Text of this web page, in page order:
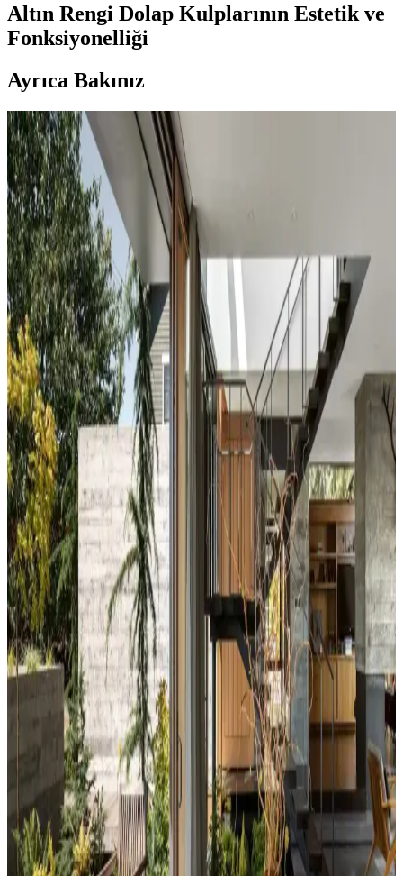
Altın Rengi Dolap Kulplarının Estetik ve
Fonksiyonelliği
Ayrıca Bakınız
Koltuk ve Aksesuar Sandalyelerde Renk Uyumu ve
Dekorasyonda Görsel Denge Sağlama Yöntemleri
Koltuk ve aksesuar sandalyelerde renk uyumsuzluğu görsel rekabete
yol açabilir. Halı, perde, yastık ve mobilya yerleşimi ile renkler
dengelenerek mekanın estetik bütünlüğü sağlanır.
Duvar Rengiyle Uyumlu Perde Seçimi: Yeşil,
Turuncu ve Kahverenginin Mekâna Etkisi
Duvar rengine uyumlu perde seçimi, mekânın atmosferini belirler.
Yeşil tonlar doğal sakinlik sunarken, turuncu ve kahverengi sıcaklık
katar. Kalın keten ve karartma perdeler ışık kontrolünde avantaj
sağlar.
Yatak Odası Duvar Rengi Seçiminde Işık ve
Tonların Önemi ve Etkileri
Yatak odası duvar renginin seçimi, ışık koşulları, zemin ve pencere
yerleşimi gibi faktörlerle uyumlu olmalıdır. Sıcak-soğuk kahverengi
ve yeşil tonları farklı atmosferler yaratır. Renk örnekleri farklı ışık
koşullarında test edilmelidir.
Kahvaltı Köşeleri İçin Sandalye Seçenekleri ve
Dekorasyon İpuçları
Kahvaltı köşelerinde ahşap ve sentetik deri sandalyeler, dayanıklılık
ve temizlik kolaylığı sunar. Minder ve özel tasarım halılarla konfor
ve estetik dengelenir, mekanın atmosferi güçlenir.
Perde Rengine Uyumlu Nevresim Seçimi: Renk ve
Desenlerle Dekorasyonda Denge Sağlama
Perde ve nevresim uyumu, krem ve magnolia tonlarındaki odalarda
mekanın estetiğini artırır. Kırmızı, kahverengi ve turuncu tonlarıyla
uyumlu renk ve desen önerileri sunulmaktadır.
Ev Dekorasyonunda Denge ve Fonksiyonellik: Renk
Uyumu, Mobilya Yerleşimi ve Estetik İncelemesi
Reddit tartışması üzerinden ev dekorasyonunda renk uyumu,
mobilya yerleşimi ve aksesuar dengesi gibi unsurların yaşam
alanlarının estetik ve fonksiyonelliğini nasıl etkilediği inceleniyor.